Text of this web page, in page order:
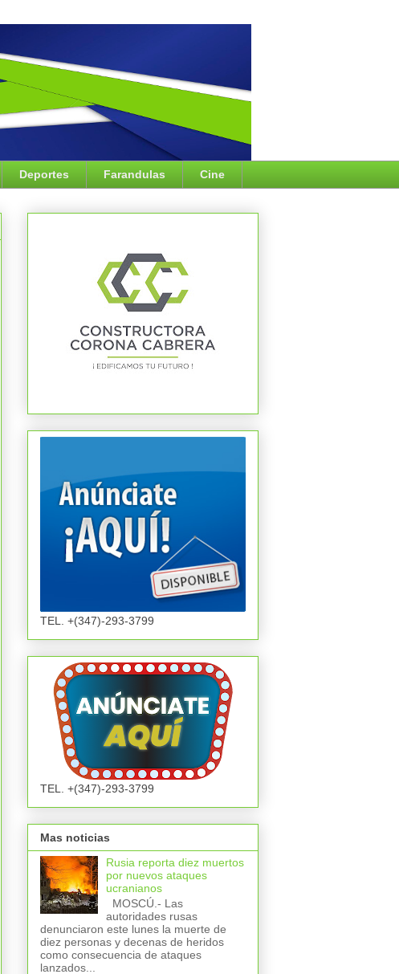
Deportes Farandulas Cine
TEL. +(347)-293-3799
TEL. +(347)-293-3799
Mas noticias
Rusia reporta diez muertos
por nuevos ataques
ucranianos
MOSCÚ.- Las
autoridades rusas
denunciaron este lunes la muerte de
diez personas y decenas de heridos
como consecuencia de ataques
lanzados...